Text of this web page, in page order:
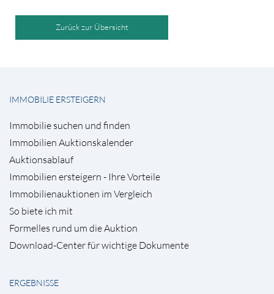
Zurück zur Übersicht
IMMOBILIE ERSTEIGERN
Immobilie suchen und finden
Immobilien Auktionskalender
Auktionsablauf
Immobilien ersteigern - Ihre Vorteile
Immobilienauktionen im Vergleich
So biete ich mit
Formelles rund um die Auktion
Download-Center für wichtige Dokumente
ERGEBNISSE